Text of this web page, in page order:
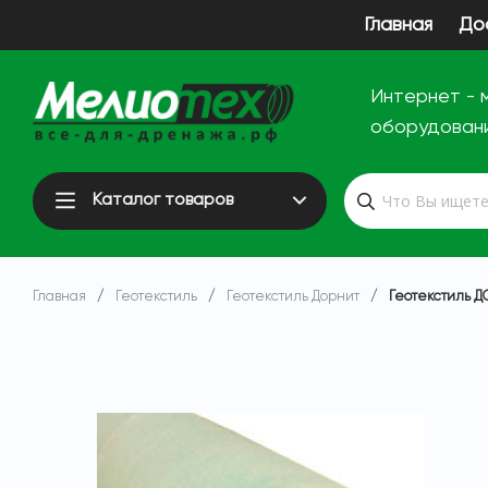
Главная
Интернет -
Каталог товаров
Главная / Геотекстиль / Геотекстиль Дорнит /